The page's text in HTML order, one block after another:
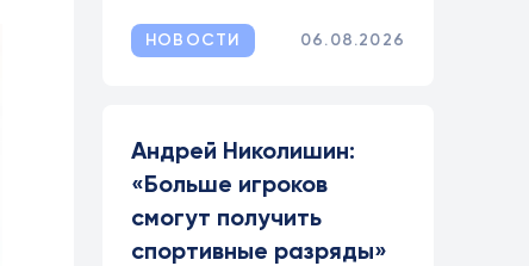
НОВОСТИ 06.08.2026
Андрей Николишин:
«Больше игроков
смогут получить
спортивные разряды»